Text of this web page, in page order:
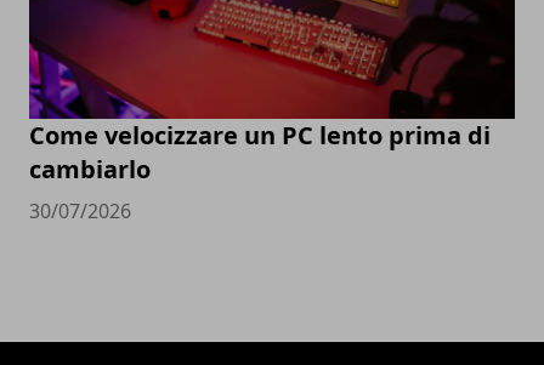
Come velocizzare un PC lento prima di
cambiarlo
30/07/2026